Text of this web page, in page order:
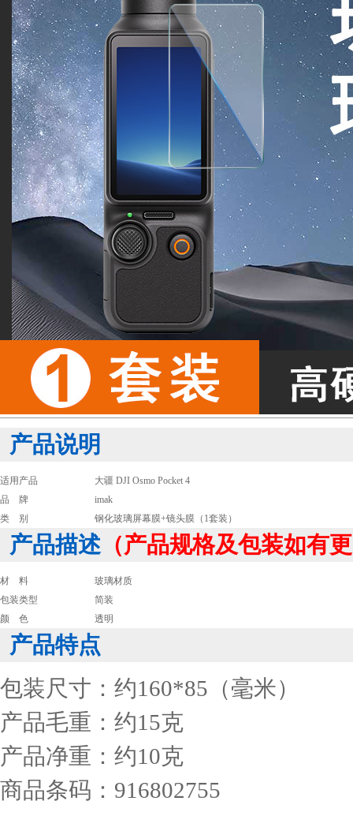
产品说明
适用产品
大疆 DJI Osmo Pocket 4
品 牌
imak
类 别
钢化玻璃屏幕膜+镜头膜（1套装）
产品描述 （产品规格及包装如有
材 料
玻璃材质
包装类型
简装
颜 色
透明
产品特点
包装尺寸：约160*85（毫米）
产品毛重：约15克
产品净重：约10克
商品条码：916802755